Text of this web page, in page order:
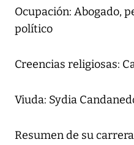
Ocupación: Abogado,
político
Creencias religiosas:
Viuda: Sydia
Resumen de su